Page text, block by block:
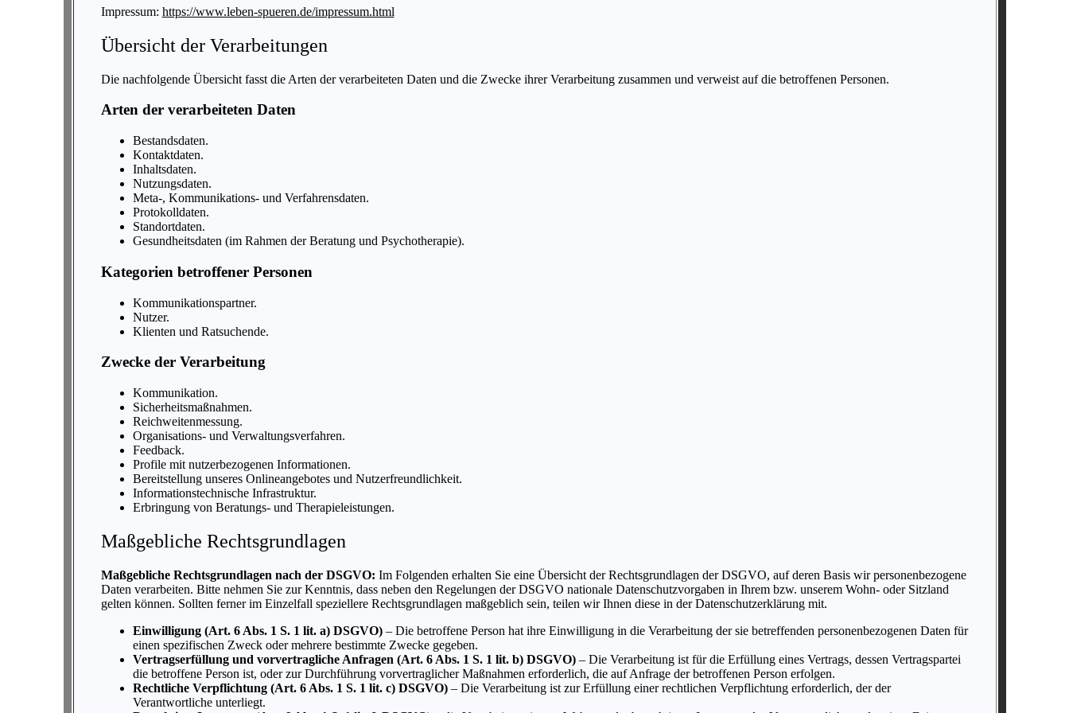
Impressum: https://www.leben-spueren.de/impressum.html
Übersicht der Verarbeitungen
Die nachfolgende Übersicht fasst die Arten der verarbeiteten Daten und die Zwecke ihrer Verarbeitung zusammen und verweist auf die betroffenen Personen.
Arten der verarbeiteten Daten
Bestandsdaten.
Kontaktdaten.
Inhaltsdaten.
Nutzungsdaten.
Meta-, Kommunikations- und Verfahrensdaten.
Protokolldaten.
Standortdaten.
Gesundheitsdaten (im Rahmen der Beratung und Psychotherapie).
Kategorien betroffener Personen
Kommunikationspartner.
Nutzer.
Klienten und Ratsuchende.
Zwecke der Verarbeitung
Kommunikation.
Sicherheitsmaßnahmen.
Reichweitenmessung.
Organisations- und Verwaltungsverfahren.
Feedback.
Profile mit nutzerbezogenen Informationen.
Bereitstellung unseres Onlineangebotes und Nutzerfreundlichkeit.
Informationstechnische Infrastruktur.
Erbringung von Beratungs- und Therapieleistungen.
Maßgebliche Rechtsgrundlagen
Maßgebliche Rechtsgrundlagen nach der DSGVO: Im Folgenden erhalten Sie eine Übersicht der Rechtsgrundlagen der DSGVO, auf deren Basis wir personenbezogene
Daten verarbeiten. Bitte nehmen Sie zur Kenntnis, dass neben den Regelungen der DSGVO nationale Datenschutzvorgaben in Ihrem bzw. unserem Wohn- oder Sitzland
gelten können. Sollten ferner im Einzelfall speziellere Rechtsgrundlagen maßgeblich sein, teilen wir Ihnen diese in der Datenschutzerklärung mit.
Einwilligung (Art. 6 Abs. 1 S. 1 lit. a) DSGVO)– Die betroffene Person hat ihre Einwilligung in die Verarbeitung der sie betreffenden personenbezogenen Daten für
einen spezifischen Zweck oder mehrere bestimmte Zwecke gegeben.
Vertragserfüllung und vorvertragliche Anfragen (Art. 6 Abs. 1 S. 1 lit. b) DSGVO)– Die Verarbeitung ist für die Erfüllung eines Vertrags, dessen Vertragspartei
die betroffene Person ist, oder zur Durchführung vorvertraglicher Maßnahmen erforderlich, die auf Anfrage der betroffenen Person erfolgen.
Rechtliche Verpflichtung (Art. 6 Abs. 1 S. 1 lit. c) DSGVO)– Die Verarbeitung ist zur Erfüllung einer rechtlichen Verpflichtung erforderlich, der der
Verantwortliche unterliegt.